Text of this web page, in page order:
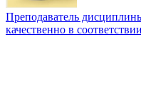
Преподаватель
качественно в